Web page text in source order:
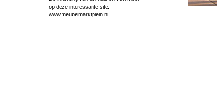
op deze interessante site.
www.meubelmarktplein.nl